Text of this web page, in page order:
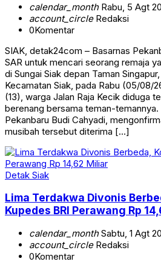
calendar_monthRabu, 5 Agt
account_circleRedaksi
0Komentar
SIAK, detak24com – Basarnas
SAR untuk mencari seorang remaja
di Sungai Siak depan Taman
Kecamatan Siak, pada Rabu (05/08/
(13), warga Jalan Raja Kecik diduga
berenang bersama teman-temannya.
Pekanbaru Budi Cahyadi,
musibah tersebut diterima […]
Detak Siak
Lima Terdakwa Divonis
Kupedes BRI Perawang Rp
calendar_monthSabtu, 1 Agt
account_circleRedaksi
0Komentar